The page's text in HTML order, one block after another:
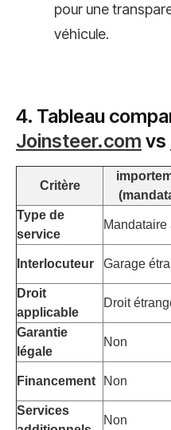
pour une
véhicule.
4. Tableau
Joinsteer.com vs
Critère
Type de
service
Mandataire
Interlocuteur Garage
Droit
applicable
Droit
Garantie
légale
Non
Financement Non
Services
Non